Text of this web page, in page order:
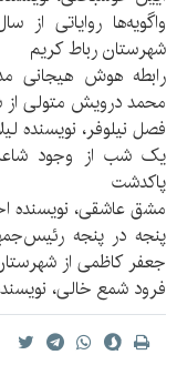
واگویه‌ها روایاتی
شهرستان رباط کریم
رابطه هوش هیجانی
محمد درویش متولی از
فصل نیلوفر، نویسنده
یک شب از وجود
پاکدشت
مشق عاشقی، نویسنده
پنجه در پنجه
جعفر کاظمی از
فرود شمع خالی،